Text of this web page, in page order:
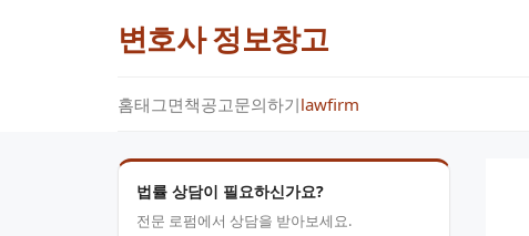
변호사 정보창고
홈태그면책공고문의하기lawfirm
법률 상담이 필요하신가요?
전문 로펌에서 상담을 받아보세요.